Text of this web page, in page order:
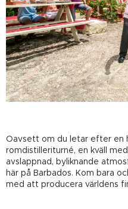
Oavsett om du letar efter en
romdistilleriturné, en kväll
avslappnad, byliknande
här på Barbados. Kom bara
med att producera världens